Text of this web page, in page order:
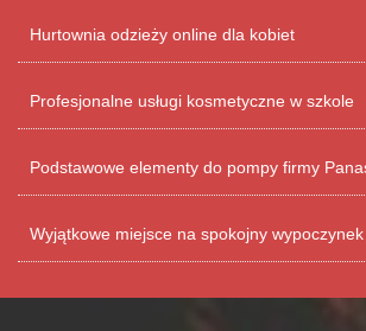
Hurtownia odzieży online dla kobiet
Profesjonalne usługi kosmetyczne w szkole
Podstawowe elementy do pompy firmy
Wyjątkowe miejsce na spokojny wypoczynek